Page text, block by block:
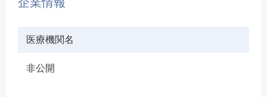
医療機関名
非公開